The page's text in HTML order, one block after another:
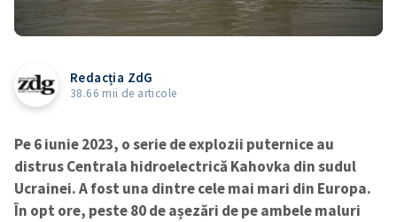
Redacția ZdG
38.66 mii de articole
Pe 6 iunie 2023, o serie de explozii puternice au
distrus Centrala hidroelectrică Kahovka din sudul
Ucrainei. A fost una dintre cele mai mari din Europa.
În opt ore, peste 80 de așezări de pe ambele maluri